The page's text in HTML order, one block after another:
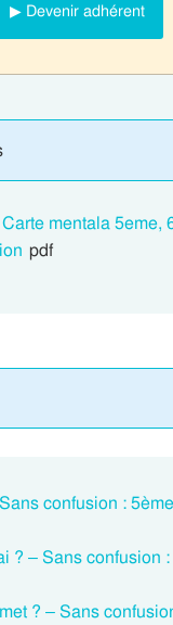
▶ Devenir adhérent
mentala
pdf
confusion :
? – Sans confusion
? – Sans